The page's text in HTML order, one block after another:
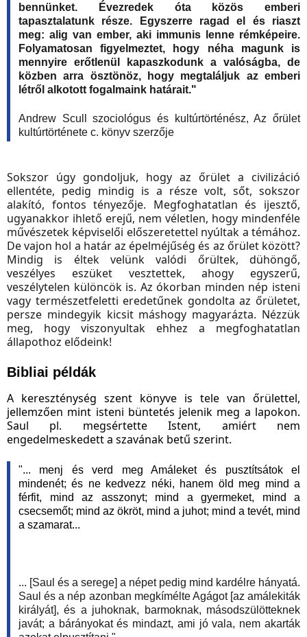
bennünket. Évezredek óta közös emberi
tapasztalatunk része. Egyszerre ragad el és riaszt
meg: alig van ember, aki immunis lenne rémképeire.
Folyamatosan figyelmeztet, hogy néha magunk is
mennyire erőtlenül kapaszkodunk a valóságba, de
közben arra ösztönöz, hogy megtaláljuk az emberi
létről alkotott fogalmaink határait."
Andrew Scull szociológus és kultúrtörténész, Az őrület
kultúrtörténete c. könyv szerzője
Sokszor úgy gondoljuk, hogy az őrület a civilizáció
ellentéte, pedig mindig is a része volt, sőt, sokszor
alakító, fontos tényezője. Megfoghatatlan és ijesztő,
ugyanakkor ihlető erejű, nem véletlen, hogy mindenféle
művészetek képviselői előszeretettel nyúltak a témához.
De vajon hol a határ az épelméjűség és az őrület között?
Mindig is éltek velünk valódi őrültek, dühöngő,
veszélyes eszüket vesztettek, ahogy egyszerű,
veszélytelen különcök is. Az ókorban minden nép isteni
vagy természetfeletti eredetűnek gondolta az őrületet,
persze mindegyik kicsit máshogy magyarázta. Nézzük
meg, hogy viszonyultak ehhez a megfoghatatlan
állapothoz elődeink!
Bibliai példák
A kereszténység szent könyve is tele van őrülettel,
jellemzően mint isteni büntetés jelenik meg a lapokon.
Saul pl. megsértette Istent, amiért nem
engedelmeskedett a szavának betű szerint.
"... menj és verd meg Amáleket és pusztítsátok el
mindenét; és ne kedvezz néki, hanem öld meg mind a
férfit, mind az asszonyt; mind a gyermeket, mind a
csecsemőt; mind az ökröt, mind a juhot; mind a tevét, mind
a szamarat...
... [Saul és a serege] a népet pedig mind kardélre hányatá.
Saul és a nép azonban megkímélte Agágot [az amálekiták
királyát], és a juhoknak, barmoknak, másodszülötteknek
javát; a bárányokat és mindazt, ami jó vala, nem akarták